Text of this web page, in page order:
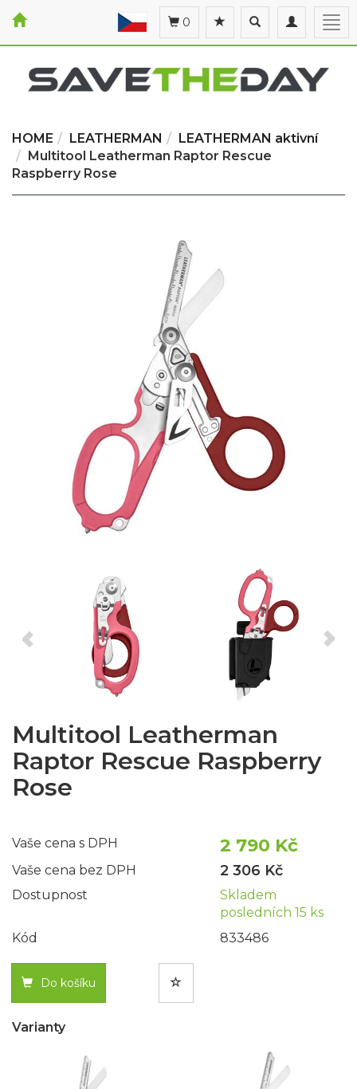
Toggle
navigation
Toggle
search
0
HOME LEATHERMAN
LEATHERMAN aktivní
Multitool Leatherman Raptor Rescue
Raspberry Rose
Multitool Leatherman
Raptor Rescue Raspberry
Rose
Vaše cena s DPH 2 790 Kč
Vaše cena bez DPH 2 306 Kč
Dostupnost
Skladem
posledních 15 ks
Kód
833486
Do košíku
Varianty